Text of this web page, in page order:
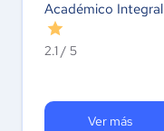
Académico Integral
2.1 / 5
Ver más